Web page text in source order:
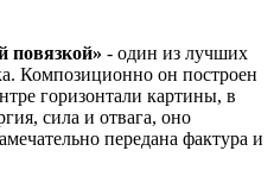
повязкой» - один из лучших
Композиционно он построен
горизонтали картины, в
сила и отвага, оно
передана фактура и